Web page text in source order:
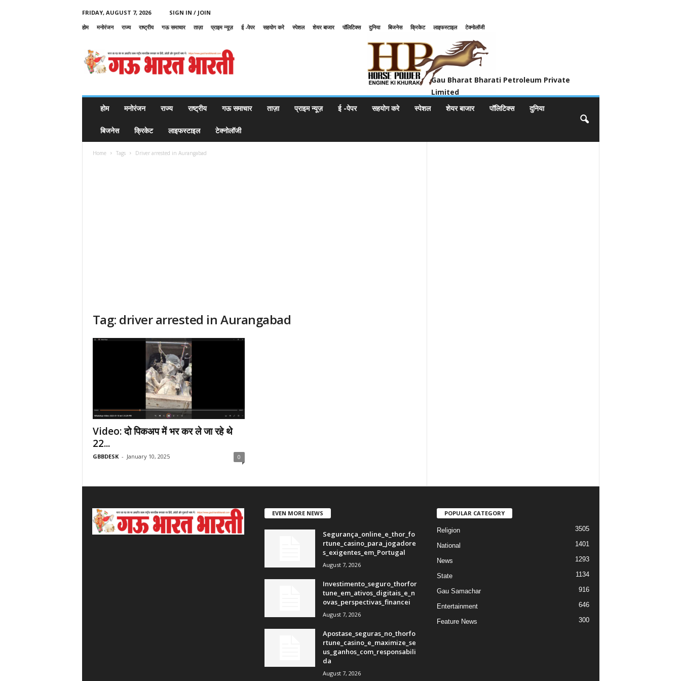
FRIDAY, AUGUST 7, 2026
SIGN IN / JOIN
होम
मनोरंजन राज्य राष्ट्रीय गऊ समाचार ताज़ा प्राइम न्यूज़ ई -पेपर सहयोग करे स्पेशल शेयर बाजार पॉलिटिक्स दुनिया बिजनेस क्रिकेट लाइफस्टाइल
टेक्नोलॉजी
u
Gau Bharat Bharati Petroleum Private
Limited
होम
मनोरंजन राज्य राष्ट्रीय गऊ समाचार ताज़ा प्राइम न्यूज़ ई -पेपर सहयोग करे स्पेशल शेयर बाजार पॉलिटिक्स दुनिया
बिजनेस क्रिकेट लाइफस्टाइल टेक्नोलॉजी
Home Tags Driver arrested in Aurangabad
Tag: driver arrested in Aurangabad
Video: दो पिकअप में भर कर ले जा रहे थे
22...
GBBDESK - January 10, 2025 0
EVEN MORE NEWS
Segurança_online_e_thor_fo
rtune_casino_para_jogadore
s_exigentes_em_Portugal
August 7, 2026
Investimento_seguro_thorfor
tune_em_ativos_digitais_e_n
ovas_perspectivas_financei
August 7, 2026
Apostase_seguras_no_thorfo
rtune_casino_e_maximize_se
us_ganhos_com_responsabili
da
August 7, 2026
POPULAR CATEGORY
Religion 3505
National 1401
News 1293
State 1134
Gau Samachar 916
Entertainment 646
Feature News 300